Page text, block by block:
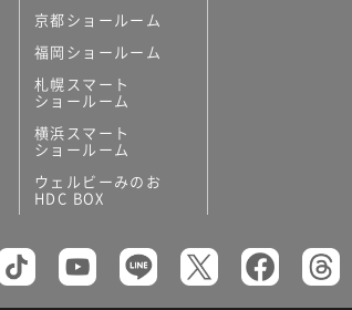
京都ショールーム
福岡ショールーム
札幌スマート
ショールーム
横浜スマート
ショールーム
ウェルビーみのお
HDC BOX